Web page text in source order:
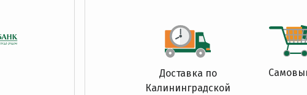
Доставка по
Калининградской